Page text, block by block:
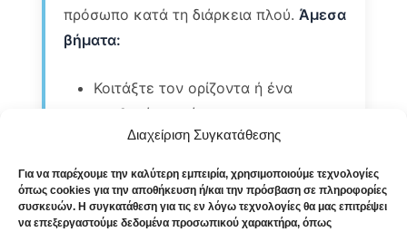
Διαχείριση Συγκατάθεσης
Για να παρέχουμε την καλύτερη εμπειρία, χρησιμοποιούμε τεχνολογίες
όπως cookies για την αποθήκευση ή/και την πρόσβαση σε πληροφορίες
συσκευών. Η συγκατάθεση για τις εν λόγω τεχνολογίες θα μας επιτρέψει
να επεξεργαστούμε δεδομένα προσωπικού χαρακτήρα, όπως
πρόσωπο κατά τη διάρκεια πλού.Άμεσα
βήματα:
Κοιτάξτε τον ορίζοντα ή ένα
σταθερό σημείο
κατάστρωμα
Αποφύγετε την ανάγνωση ή τις